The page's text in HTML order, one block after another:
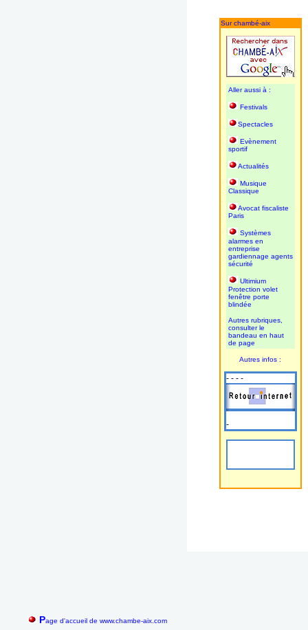
Sur chambé-aix
Aller aussi à :
Festivals
Spectacles
Evènement
sportif
Actualités
Musique
Classique
Avocat fiscaliste
Paris
Systèmes
alarmes en
entreprise
gardiennage agents
sécurité
Ultimium
Protection volet
fenêtre porte
blindée
Autres rubriques,
consulter le
bandeau en haut
de page
Autres infos :
- - - -
-
Page d'accueil de www.chambe-aix.com